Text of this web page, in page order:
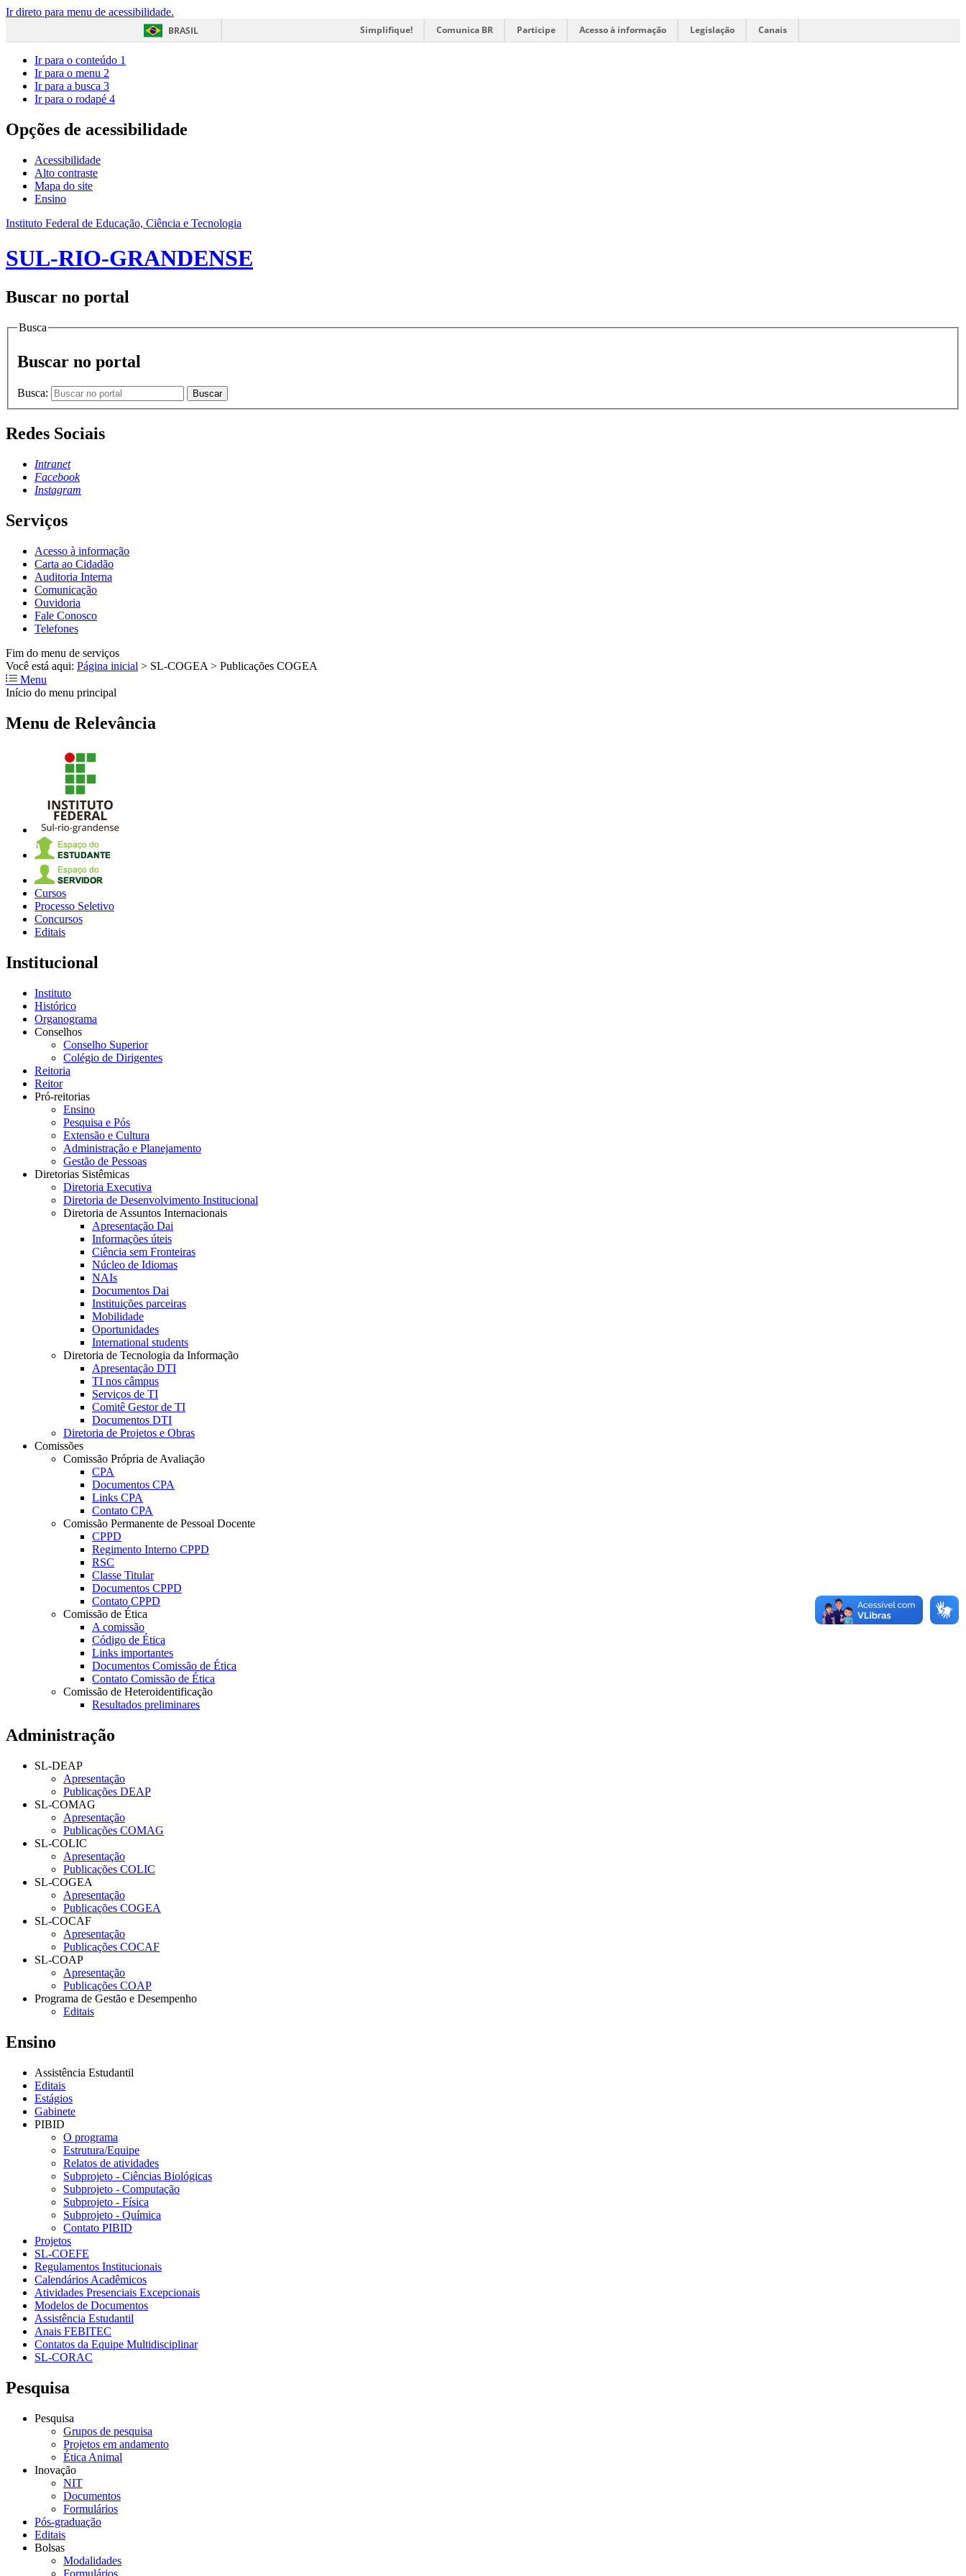
Ir direto para menu de acessibilidade.
BRASIL
Simplifique! Comunica BR Participe Acesso à informação Legislação Canais
Ir para o conteúdo 1
Ir para o menu 2
Ir para a busca 3
Ir para o rodapé 4
Opções de acessibilidade
Acessibilidade
Alto contraste
Mapa do site
Ensino
Instituto Federal de Educação, Ciência e Tecnologia
SUL-RIO-GRANDENSE
Buscar no portal
Busca
Buscar no portal
Busca: Buscar
Redes Sociais
Intranet
Facebook
Instagram
Serviços
Acesso à informação
Carta ao Cidadão
Auditoria Interna
Comunicação
Ouvidoria
Fale Conosco
Telefones
Fim do menu de serviços
Você está aqui: Página inicial > SL-COGEA > Publicações COGEA
Menu
Início do menu principal
Menu de Relevância
Cursos
Processo Seletivo
Concursos
Editais
Institucional
Instituto
Histórico
Organograma
Conselhos
Conselho Superior
Colégio de Dirigentes
Reitoria
Reitor
Pró-reitorias
Ensino
Pesquisa e Pós
Extensão e Cultura
Administração e Planejamento
Gestão de Pessoas
Diretorias Sistêmicas
Diretoria Executiva
Diretoria de Desenvolvimento Institucional
Diretoria de Assuntos Internacionais
Apresentação Dai
Informações úteis
Ciência sem Fronteiras
Núcleo de Idiomas
NAIs
Documentos Dai
Instituições parceiras
Mobilidade
Oportunidades
International students
Diretoria de Tecnologia da Informação
Apresentação DTI
TI nos câmpus
Serviços de TI
Comitê Gestor de TI
Documentos DTI
Diretoria de Projetos e Obras
Comissões
Comissão Própria de Avaliação
CPA
Documentos CPA
Links CPA
Contato CPA
Comissão Permanente de Pessoal Docente
CPPD
Regimento Interno CPPD
RSC
Classe Titular
Documentos CPPD
Contato CPPD
Comissão de Ética
A comissão
Código de Ética
Links importantes
Documentos Comissão de Ética
Contato Comissão de Ética
Comissão de Heteroidentificação
Resultados preliminares
Administração
SL-DEAP
Apresentação
Publicações DEAP
SL-COMAG
Apresentação
Publicações COMAG
SL-COLIC
Apresentação
Publicações COLIC
SL-COGEA
Apresentação
Publicações COGEA
SL-COCAF
Apresentação
Publicações COCAF
SL-COAP
Apresentação
Publicações COAP
Programa de Gestão e Desempenho
Editais
Ensino
Assistência Estudantil
Editais
Estágios
Gabinete
PIBID
O programa
Estrutura/Equipe
Relatos de atividades
Subprojeto - Ciências Biológicas
Subprojeto - Computação
Subprojeto - Física
Subprojeto - Química
Contato PIBID
Projetos
SL-COEFE
Regulamentos Institucionais
Calendários Acadêmicos
Atividades Presenciais Excepcionais
Modelos de Documentos
Assistência Estudantil
Anais FEBITEC
Contatos da Equipe Multidisciplinar
SL-CORAC
Pesquisa
Pesquisa
Grupos de pesquisa
Projetos em andamento
Ética Animal
Inovação
NIT
Documentos
Formulários
Pós-graduação
Editais
Bolsas
Modalidades
Formulários